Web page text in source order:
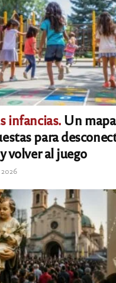
infancias.Un
para
volver al juego